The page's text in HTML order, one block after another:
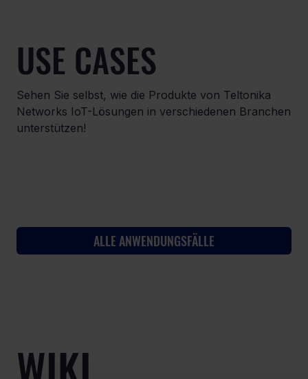
USE CASES
Sehen Sie selbst, wie die Produkte von Teltonika
Networks IoT-Lösungen in verschiedenen Branchen
unterstützen!
ALLE ANWENDUNGSFÄLLE